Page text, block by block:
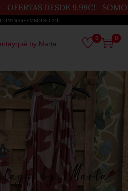
OFERTAS DESDE 9,99€!
24h
by Marta
0 0